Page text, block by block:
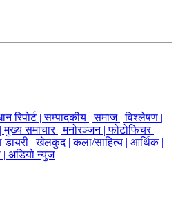
रिपोर्ट |सम्पादकीय |समाज |विश्लेषण |
|मुख्य समाचार |मनोरञ्जन |फोटोफिचर |
डायरी |खेलकुद |कला/साहित्य | आर्थिक |
| अडियो न्युज